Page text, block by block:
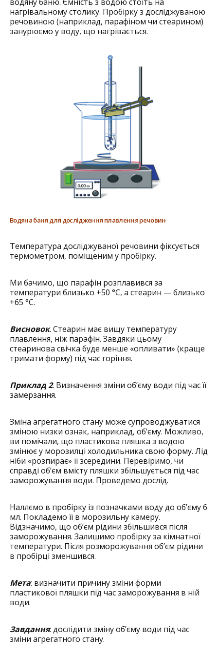
нагрівальному столику. Пробірку з досліджуваною
речовиною (наприклад, парафіном чи стеарином)
занурюємо у воду, що нагрівається.
Водяна баня для дослідження плавлення речовин
Температура досліджуваної речовини фіксується
термометром, поміщеним у пробірку.
Ми бачимо, що парафін розплавився за
температури близько +50 °С, а стеарин — близько
+65 °С.
Висновок. Стеарин має вищу температуру
плавлення, ніж парафін. Завдяки цьому
стеаринова свічка буде менше «опливати» (краще
тримати форму) під час горіння.
Приклад 2. Визначення зміни об’єму води під час її
замерзання.
Зміна агрегатного стану може супроводжуватися
зміною низки ознак, наприклад, об’єму. Можливо,
ви помічали, що пластикова пляшка з водою
змінює у морозилці холодильника свою форму. Лід
ніби «розпирає» її зсередини. Перевіримо, чи
справді об’єм вмісту пляшки збільшується під час
заморожування води. Проведемо дослід.
Наллємо в пробірку із позначками воду до об’єму 6
мл. Покладемо її в морозильну камеру.
Відзначимо, що об’єм рідини збільшився після
заморожування. Залишимо пробірку за кімнатної
температури. Після розморожування об’єм рідини
в пробірці зменшився.
Мета: визначити причину зміни форми
пластикової пляшки під час заморожування в ній
води.
Завдання: дослідити зміну об’єму води під час
зміни агрегатного стану.